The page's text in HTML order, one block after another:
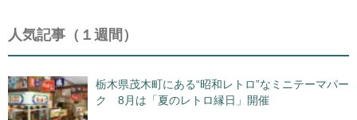
人気記事（１週間）
栃木県茂木町にある“昭和レトロ”なミニテーマパー
ク 8月は「夏のレトロ縁日」開催